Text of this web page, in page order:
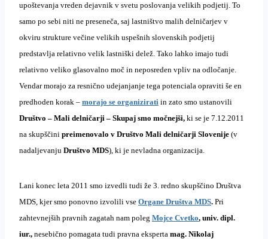
upoštevanja vreden dejavnik v svetu poslovanja velikih podjetij. To
samo po sebi niti ne preseneča, saj lastništvo malih delničarjev v
okviru strukture večine velikih uspešnih slovenskih podjetij
predstavlja relativno velik lastniški delež. Tako lahko imajo tudi
relativno veliko glasovalno moč in neposreden vpliv na odločanje.
Vendar morajo za resnično udejanjanje tega potenciala opraviti še en
predhoden korak – morajo se organizirati in zato smo ustanovili
Društvo – Mali delničarji – Skupaj smo močnejši, ki se je 7.12.2011
na skupščini preimenovalo v Društvo Mali delničarji Slovenije (v
nadaljevanju Društvo MDS), ki je nevladna organizacija.
Lani konec leta 2011 smo izvedli tudi že 3. redno skupščino Društva
MDS, kjer smo ponovno izvolili vse Organe Društva MDS. Pri
zahtevnejših pravnih zagatah nam poleg Mojce Cvetko, univ. dipl.
iur., nesebično pomagata tudi pravna eksperta mag. Nikolaj